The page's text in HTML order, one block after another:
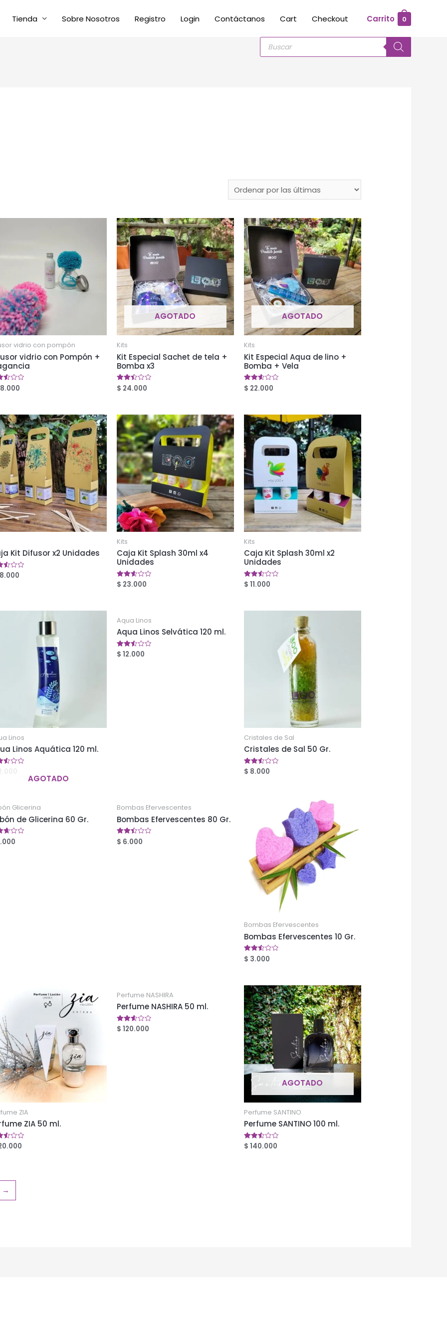
Tienda Sobre Nosotros Registro Login Contáctanos Cart Checkout Carrito 0
Búsqueda
productos
vidrio con pompón
vidrio con Pompón +
AGOTADO
Kits
Kit Especial Sachet de tela +
Bomba x3
Valorado
en
$ 24.000
AGOTADO
Kits
Kit Especial Aqua de lino +
Bomba + Vela
Valorado
en
$ 22.000
Kit Difusor x2 Unidades
Kits
Caja Kit Splash 30ml x4
Unidades
Valorado
en
$ 23.000
Kits
Caja Kit Splash 30ml x2
Unidades
Valorado
en
$ 11.000
Linos
Linos Aquática 120 ml.
Aqua Linos
Aqua Linos Selvática 120 ml.
Valorado
en
$ 12.000
Cristales de Sal
Cristales de Sal 50 Gr.
Valorado
en
$ 8.000
AGOTADO
Glicerina
de Glicerina 60 Gr.
Bombas Efervescentes
Bombas Efervescentes 80 Gr.
Valorado
en
$ 6.000
Bombas Efervescentes
Bombas Efervescentes 10 Gr.
Valorado
en
$ 3.000
ZIA
ZIA 50 ml.
Perfume NASHIRA
Perfume NASHIRA 50 ml.
Valorado
en
$ 120.000
AGOTADO
Perfume SANTINO
Perfume SANTINO 100 ml.
Valorado
en
$ 140.000
→